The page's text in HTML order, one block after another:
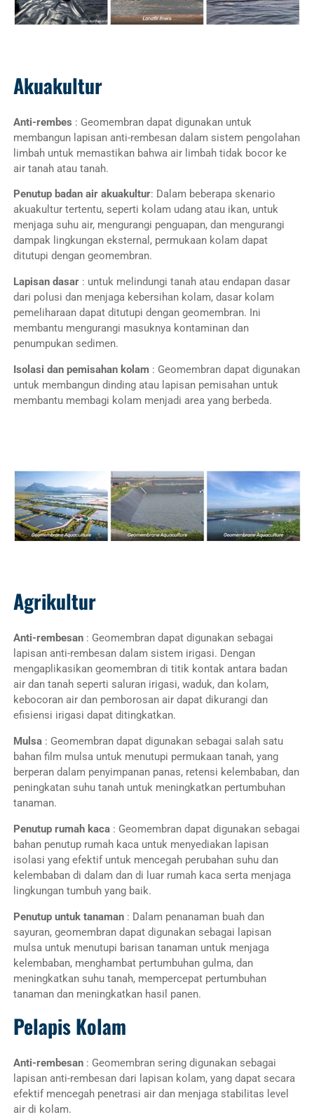
Akuakultur
Anti-rembes : Geomembran dapat digunakan untuk
membangun lapisan anti-rembesan dalam sistem pengolahan
limbah untuk memastikan bahwa air limbah tidak bocor ke
air tanah atau tanah.
Penutup badan air akuakultur: Dalam beberapa skenario
akuakultur tertentu, seperti kolam udang atau ikan, untuk
menjaga suhu air, mengurangi penguapan, dan mengurangi
dampak lingkungan eksternal, permukaan kolam dapat
ditutupi dengan geomembran.
Lapisan dasar: untuk melindungi tanah atau endapan dasar
dari polusi dan menjaga kebersihan kolam, dasar kolam
pemeliharaan dapat ditutupi dengan geomembran. Ini
membantu mengurangi masuknya kontaminan dan
penumpukan sedimen.
Isolasi dan pemisahan kolam: Geomembran dapat digunakan
untuk membangun dinding atau lapisan pemisahan untuk
membantu membagi kolam menjadi area yang berbeda.
Agrikultur
Anti-rembesan: Geomembran dapat digunakan sebagai
lapisan anti-rembesan dalam sistem irigasi. Dengan
mengaplikasikan geomembran di titik kontak antara badan
air dan tanah seperti saluran irigasi, waduk, dan kolam,
kebocoran air dan pemborosan air dapat dikurangi dan
efisiensi irigasi dapat ditingkatkan.
Mulsa: Geomembran dapat digunakan sebagai salah satu
bahan film mulsa untuk menutupi permukaan tanah, yang
berperan dalam penyimpanan panas, retensi kelembaban, dan
peningkatan suhu tanah untuk meningkatkan pertumbuhan
tanaman.
Penutup rumah kaca: Geomembran dapat digunakan sebagai
bahan penutup rumah kaca untuk menyediakan lapisan
isolasi yang efektif untuk mencegah perubahan suhu dan
kelembaban di dalam dan di luar rumah kaca serta menjaga
lingkungan tumbuh yang baik.
Penutup untuk tanaman: Dalam penanaman buah dan
sayuran, geomembran dapat digunakan sebagai lapisan
mulsa untuk menutupi barisan tanaman untuk menjaga
kelembaban, menghambat pertumbuhan gulma, dan
meningkatkan suhu tanah, mempercepat pertumbuhan
tanaman dan meningkatkan hasil panen.
Pelapis Kolam
Anti-rembesan: Geomembran sering digunakan sebagai
lapisan anti-rembesan dari lapisan kolam, yang dapat secara
efektif mencegah penetrasi air dan menjaga stabilitas level
air di kolam.